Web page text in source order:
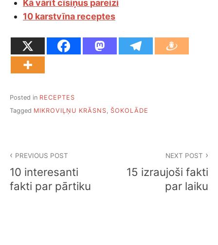
Kā vārīt cīsiņus pareizi
10 karstvīna receptes
Posted in RECEPTES
Tagged MIKROVIĻŅU KRĀSNS ŠOKOLĀDE
izvēlne
PREVIOUS POST
10 interesanti
fakti par pārtiku
NEXT POST
15 izraujoši fakti
par laiku